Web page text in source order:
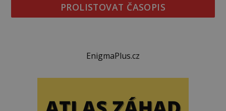
PROLISTOVAT ČASOPIS
EnigmaPlus.cz